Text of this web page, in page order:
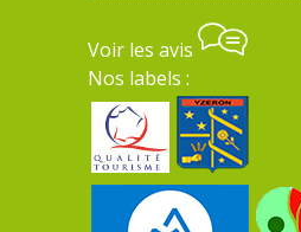
Voir les avis
Nos labels :